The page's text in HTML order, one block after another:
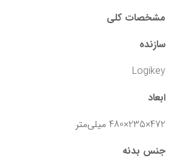
مشخصات کلی
سازنده
Logikey
ابعاد
472×235×480 میلی‌متر
جنس بدنه